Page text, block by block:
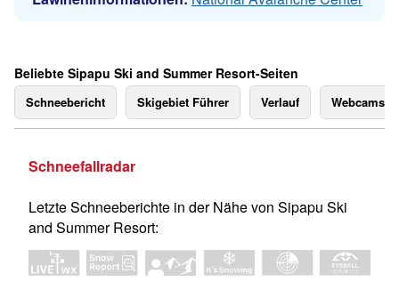
Beliebte Sipapu Ski and Summer Resort-Seiten
Schneebericht Skigebiet Führer Verlauf Webcams
Schneefallradar
Letzte Schneeberichte in der Nähe von Sipapu Ski
and Summer Resort: